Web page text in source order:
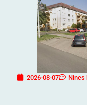
2026-08-07 Nincs